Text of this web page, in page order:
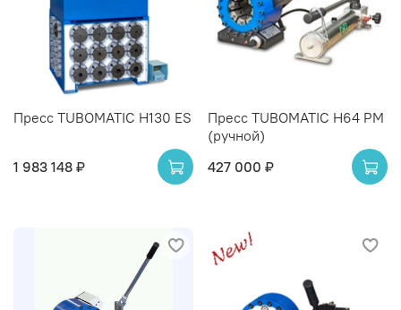
Пресс TUBOMATIC H130 ES
1 983 148 ₽
Пресс TUBOMATIC H64 PM
(ручной)
427 000 ₽